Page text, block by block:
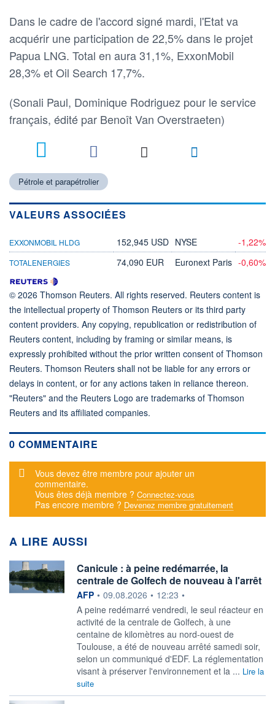
Dans le cadre de l'accord signé mardi, l'Etat va
acquérir une participation de 22,5% dans le projet
Papua LNG. Total en aura 31,1%, ExxonMobil
28,3% et Oil Search 17,7%.
(Sonali Paul, Dominique Rodriguez pour le service
français, édité par Benoît Van Overstraeten)
Pétrole et parapétrolier
VALEURS ASSOCIÉES
EXXONMOBIL HLDG 152,945 USD NYSE -1,22%
TOTALENERGIES 74,090 EUR Euronext Paris -0,60%
© 2026 Thomson Reuters. All rights reserved. Reuters content is
the intellectual property of Thomson Reuters or its third party
content providers. Any copying, republication or redistribution of
Reuters content, including by framing or similar means, is
expressly prohibited without the prior written consent of Thomson
Reuters. Thomson Reuters shall not be liable for any errors or
delays in content, or for any actions taken in reliance thereon.
"Reuters" and the Reuters Logo are trademarks of Thomson
Reuters and its affiliated companies.
0 COMMENTAIRE
Message d'alerte
Vous devez être membre pour ajouter un
commentaire.
Vous êtes déjà membre ? Connectez-vous
Pas encore membre ? Devenez membre gratuitement
A LIRE AUSSI
Canicule : à peine redémarrée, la
centrale de Golfech de nouveau à l'arrêt
information fournie par
AFP • 09.08.2026 • 12:23 •
A peine redémarré vendredi, le seul réacteur en
activité de la centrale de Golfech, à une
centaine de kilomètres au nord-ouest de
Toulouse, a été de nouveau arrêté samedi soir,
selon un communiqué d'EDF. La réglementation
visant à préserver l'environnement et la ... Lire la
suite